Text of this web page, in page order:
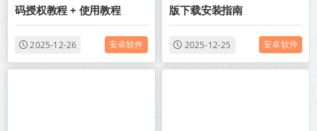
码授权教程 + 使用教程
2025-12-26 安卓软件
版下载安装指南
2025-12-25 安卓软件